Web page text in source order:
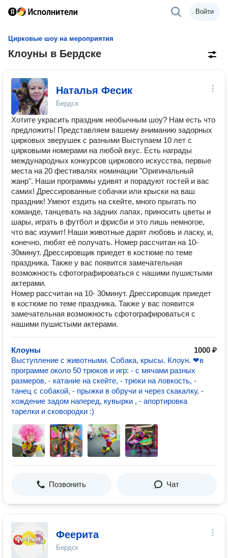
Войти
Цирковые шоу на мероприятия
Клоуны в Бердске
Наталья Фесик
Бердск
Хотите украсить праздник необычным шоу? Нам есть что
предложить! Представляем вашему вниманию задорных
цирковых зверушек с разными Выступаем 10 лет с
цирковыми номерами на любой вкус. Есть награды
международных конкурсов циркового искусства, первые
места на 20 фестивалях номинации "Оригинальный
жанр". Наши программы удивят и порадуют гостей и вас
самих! Дрессированные собачки или крыски на ваш
праздник! Умеют ездить на скейте, много прыгать по
команде, танцевать на задних лапах, приносить цветы и
шары, играть в футбол и фрисби и это лишь немногое,
что вас изумит! Наши животные дарят любовь и ласку, и,
конечно, любят её получать. Номер рассчитан на 10-
30минут. Дрессировщик приедет в костюме по теме
праздника. Также у вас появится замечательная
возможность сфотографироваться с нашими пушистыми
актерами.
Номер рассчитан на 10- 30минут. Дрессировщик приедет
в костюме по теме праздника. Также у вас появится
замечательная возможность сфотографироваться с
нашими пушистыми актерами.
Клоуны
1000 ₽
Выступление с животными. Собака, крысы. Клоун. ❤в
программе около 50 трюков и игр: - с мячами разных
размеров, - катание на скейте, - трюки на ловкость, -
танец с собакой, - прыжки в обручи и через скакалку, -
хождение задом наперед, кувырки , - апортировка
тарелки и сковородки :)
Позвонить Чат
Феерита
Бердск